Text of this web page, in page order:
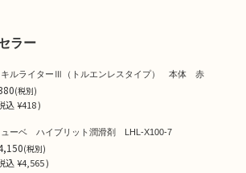
ラー
キルライターⅢ（トルエンレスタイプ） 本体 赤
(税別)
込¥418 )
ューベ ハイブリット潤滑剤 LHL-X100-7
(税別)
込¥4,565 )